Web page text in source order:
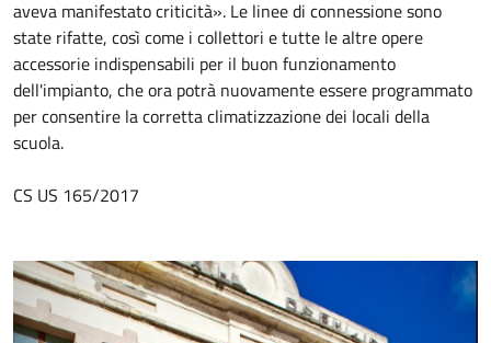
aveva manifestato criticità». Le linee di connessione sono
state rifatte, così come i collettori e tutte le altre opere
accessorie indispensabili per il buon funzionamento
dell'impianto, che ora potrà nuovamente essere programmato
per consentire la corretta climatizzazione dei locali della
scuola.
CS US 165/2017